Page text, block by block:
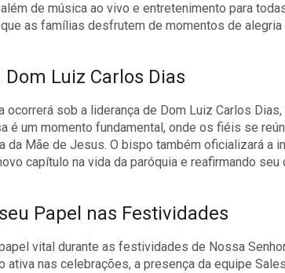
de música ao vivo e entretenimento para
as famílias desfrutem de momentos de
Luiz Carlos Dias
ocorrerá sob a liderança de Dom Luiz Carlos Dias,
é um momento fundamental, onde os fiéis se
da Mãe de Jesus. O bispo também oficializará a
capítulo na vida da paróquia e reafirmando
Papel nas Festividades
vital durante as festividades de Nossa
ativa nas celebrações, a presença da equipe